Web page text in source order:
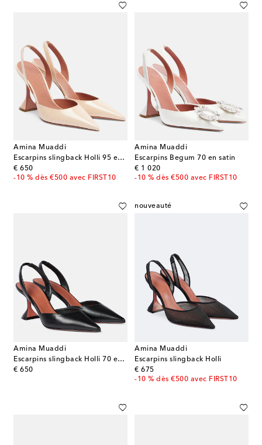
Amina Muaddi
Escarpins slingback Holli 95 en cuir verni
€ 650
original price
-10 % dès €500 avec FIRST10
Amina Muaddi
Escarpins Begum 70 en satin
€ 1 020
original price
-10 % dès €500 avec FIRST10
Amina Muaddi
Escarpins slingback Holli 70 en cuir
€ 650
original price
nouveauté
Amina Muaddi
Escarpins slingback Holli
€ 675
original price
-10 % dès €500 avec FIRST10